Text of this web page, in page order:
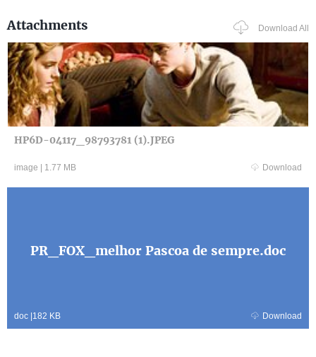
Attachments Download All
HP6D-04117_98793781 (1).JPEG
image 1.77 MB Download
PR_FOX_melhor Pascoa de sempre.doc
doc 182 KB Download